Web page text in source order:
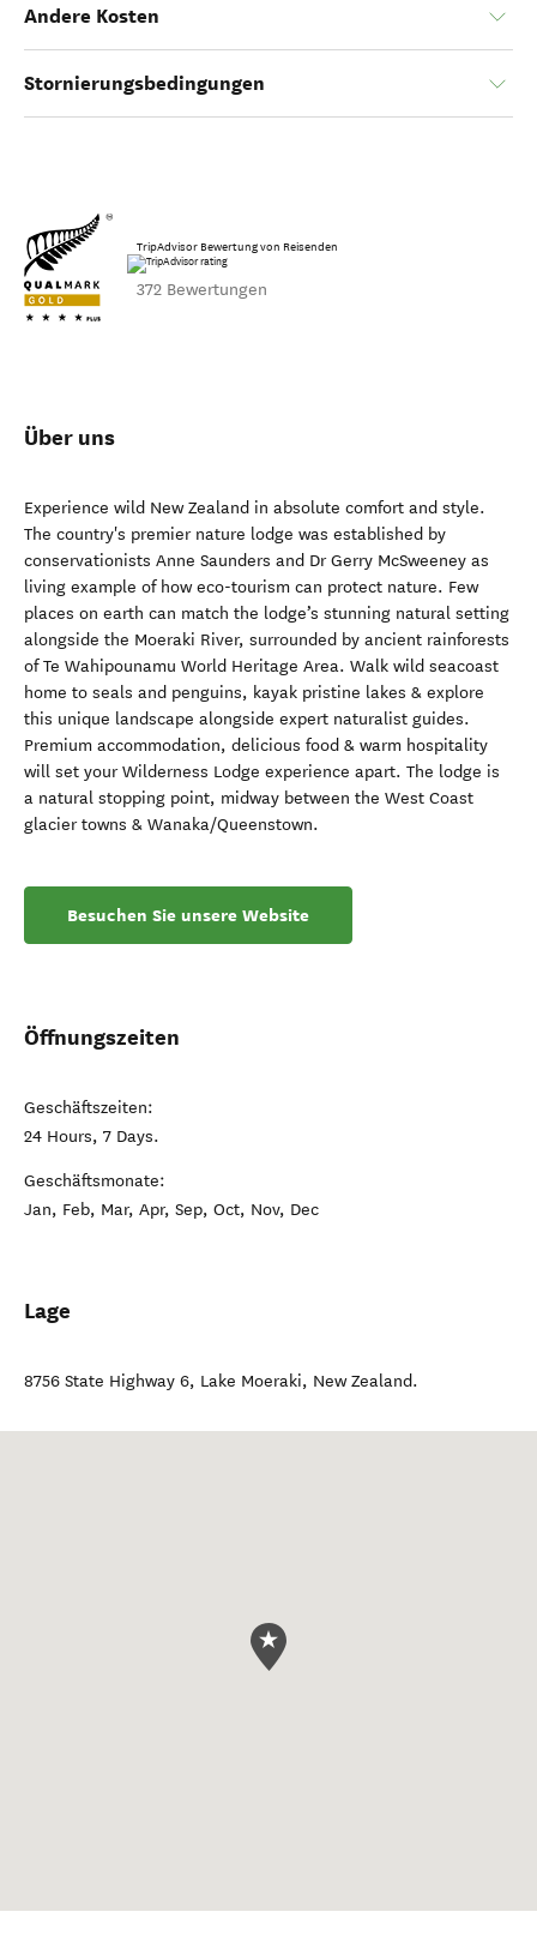
Andere Kosten
Stornierungsbedingungen
TripAdvisor Bewertung von Reisenden
372 Bewertungen
Über uns
Experience wild New Zealand in absolute comfort and style.
The country's premier nature lodge was established by
conservationists Anne Saunders and Dr Gerry McSweeney as
living example of how eco-tourism can protect nature. Few
places on earth can match the lodge’s stunning natural setting
alongside the Moeraki River, surrounded by ancient rainforests
of Te Wahipounamu World Heritage Area. Walk wild seacoast
home to seals and penguins, kayak pristine lakes & explore
this unique landscape alongside expert naturalist guides.
Premium accommodation, delicious food & warm hospitality
will set your Wilderness Lodge experience apart. The lodge is
a natural stopping point, midway between the West Coast
glacier towns & Wanaka/Queenstown.
Besuchen Sie unsere Website
Öffnungszeiten
Geschäftszeiten:
24 Hours, 7 Days.
Geschäftsmonate:
Jan, Feb, Mar, Apr, Sep, Oct, Nov, Dec
Lage
8756 State Highway 6, Lake Moeraki, New Zealand.